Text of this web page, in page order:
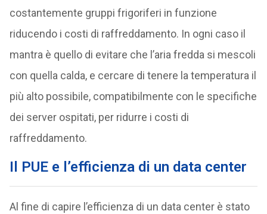
costantemente gruppi frigoriferi in funzione
riducendo i costi di raffreddamento. In ogni caso il
mantra è quello di evitare che l’aria fredda si mescoli
con quella calda, e cercare di tenere la temperatura il
più alto possibile, compatibilmente con le specifiche
dei server ospitati, per ridurre i costi di
raffreddamento.
Il PUE e l’efficienza di un data center
Al fine di capire l’efficienza di un data center è stato